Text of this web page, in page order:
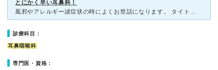
とにかく早い耳鼻科！
風邪やアレルギー諸症状の時によくお世話になります。 タイトルの「とにかく早い耳鼻科」ですが、待合いから診察まで、また診察時間も本当に早いです。 手抜きとかではなく、先生は優しくて丁寧に診て下さいま
診療科目：
耳鼻咽喉科
専門医・資格：